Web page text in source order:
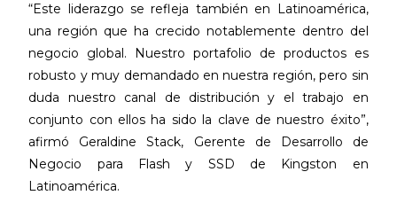
“Este liderazgo se refleja también en Latinoamérica,
una región que ha crecido notablemente dentro del
negocio global. Nuestro portafolio de productos es
robusto y muy demandado en nuestra región, pero sin
duda nuestro canal de distribución y el trabajo en
conjunto con ellos ha sido la clave de nuestro éxito”,
afirmó Geraldine Stack, Gerente de Desarrollo de
Negocio para Flash y SSD de Kingston en
Latinoamérica.